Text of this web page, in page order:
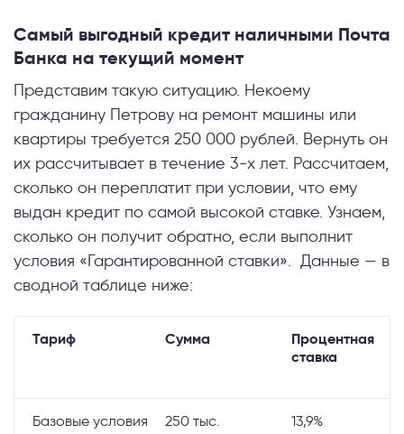
Самый выгодный кредит наличными Почта
Банка на текущий момент
Представим такую ситуацию. Некоему
гражданину Петрову на ремонт машины или
квартиры требуется 250 000 рублей. Вернуть он
их рассчитывает в течение 3-х лет. Рассчитаем,
сколько он переплатит при условии, что ему
выдан кредит по самой высокой ставке. Узнаем,
сколько он получит обратно, если выполнит
условия «Гарантированной ставки». Данные — в
сводной таблице ниже:
Тариф Сумма
Процентная
ставка
Базовые условия 250 тыс. 13,9%